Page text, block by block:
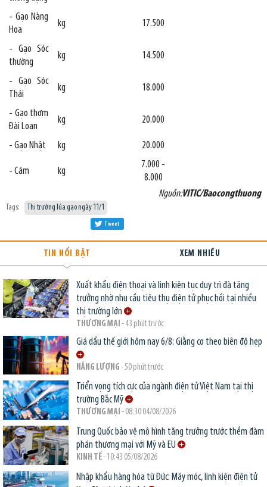
- Gạo Nàng
Hoa
kg 17.500
- Gạo Sóc
thường
kg 14.500
- Gạo Sóc
Thái
kg 18.000
- Gạo thơm
Đài Loan
kg 20.000
- Gạo Nhật kg 20.000
- Cám kg
7.000 -
8.000
Nguồn:VITIC/Baocongthuong
Tags: Thị trường lúa gạo ngày 11/1
Tweet
TIN NỔI BẬT XEM NHIỀU
Xuất khẩu điện thoại và linh kiện tục duy trì đà tăng
trưởng nhờ nhu cầu tiêu thụ điện tử phục hồi tại nhiều
thị trường lớn
THƯƠNG MẠI - 43 phút trước
Giá dầu thế giới hôm nay 6/8: Giằng co theo biên độ hẹp
NĂNG LƯỢNG - 50 phút trước
Triển vọng tích cực của ngành điện tử Việt Nam tại thị
trường Bắc Mỹ
THƯƠNG MẠI - 08:30 04/08/2026
Trung Quốc bảo vệ mô hình tăng trưởng trước thềm đàm
phán thương mại với Mỹ và EU
KINH TẾ- 10:43 05/08/2026
Nhập khẩu hàng hóa từ Đức: Máy móc, linh kiện điện tử